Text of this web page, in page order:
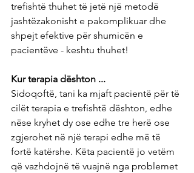
trefishtë thuhet të jetë një metodë
jashtëzakonisht e pakomplikuar dhe
shpejt efektive për shumicën e
pacientëve - keshtu thuhet!
Kur terapia dështon ...
Sidoqoftë, tani ka mjaft pacientë për të
cilët terapia e trefishtë dështon, edhe
nëse kryhet dy ose edhe tre herë ose
zgjerohet në një terapi edhe më të
fortë katërshe. Këta pacientë jo vetëm
që vazhdojnë të vuajnë nga problemet